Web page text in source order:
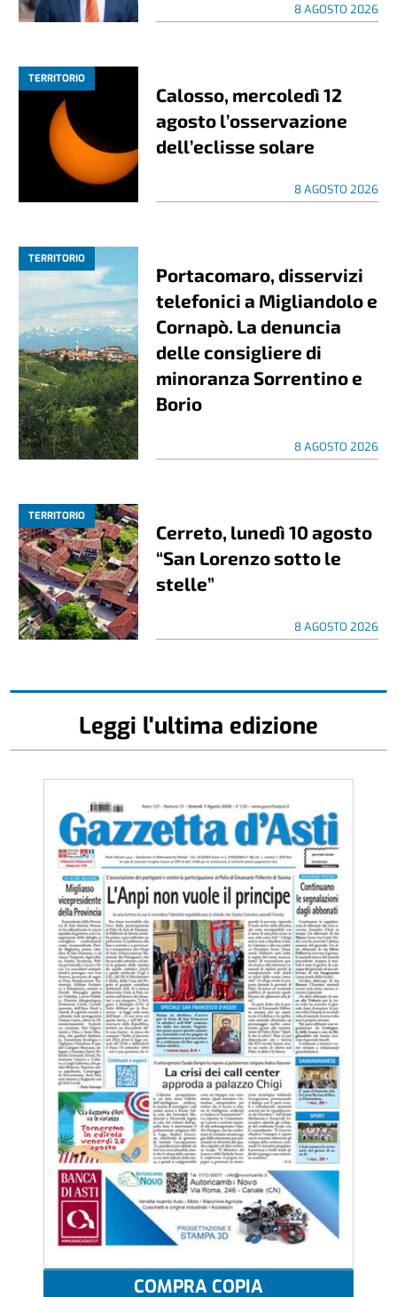
8 AGOSTO 2026
TERRITORIO
Calosso, mercoledì 12
agosto l’osservazione
dell’eclisse solare
8 AGOSTO 2026
TERRITORIO
Portacomaro, disservizi
telefonici a Migliandolo e
Cornapò. La denuncia
delle consigliere di
minoranza Sorrentino e
Borio
8 AGOSTO 2026
TERRITORIO
Cerreto, lunedì 10 agosto
“San Lorenzo sotto le
stelle”
8 AGOSTO 2026
Leggi l'ultima edizione
COMPRA COPIA